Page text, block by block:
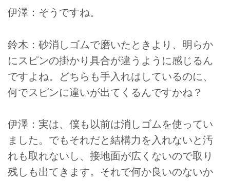
伊澤：そうですね。
鈴木：砂消しゴムで磨いたときより、明らか
にスピンの掛かり具合が違うように感じるん
ですよね。どちらも手入れはしているのに、
何でスピンに違いが出てくるんですかね？
伊澤：実は、僕も以前は消しゴムを使ってい
ました。でもそれだと結構力を入れないと汚
れも取れないし、接地面が広くないので取り
残しも出てきます。それで何か良いのないか